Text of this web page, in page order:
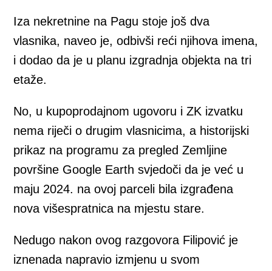
Iza nekretnine na Pagu stoje još dva
vlasnika, naveo je, odbivši reći njihova imena,
i dodao da je u planu izgradnja objekta na tri
etaže.
No, u kupoprodajnom ugovoru i ZK izvatku
nema riječi o drugim vlasnicima, a historijski
prikaz na programu za pregled Zemljine
površine Google Earth svjedoči da je već u
maju 2024. na ovoj parceli bila izgrađena
nova višespratnica na mjestu stare.
Nedugo nakon ovog razgovora Filipović je
iznenada napravio izmjenu u svom